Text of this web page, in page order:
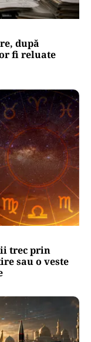
după
fi reluate
trec prin
sau o veste